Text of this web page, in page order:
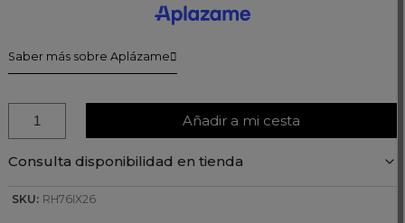
Saber más sobre Aplázame
Añadir a mi cesta
Consulta disponibilidad en tienda
SKU: RH76IX26